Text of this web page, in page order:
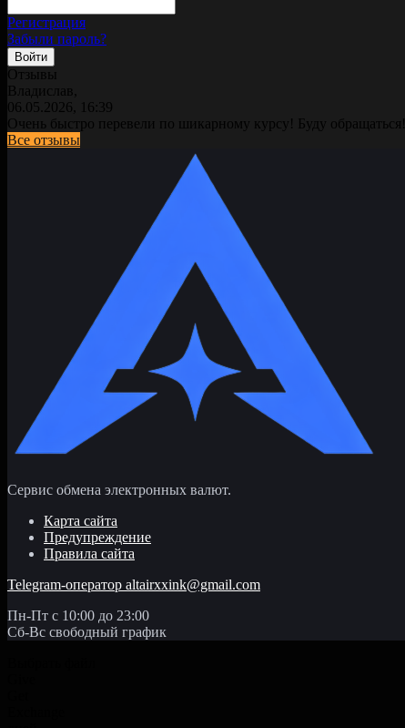
Регистрация
Забыли пароль?
Отзывы
Владислав,
06.05.2026, 16:39
Очень быстро перевели по шикарному курсу! Буду обращаться!
Все отзывы
Сервис обмена электронных валют.
Карта сайта
Предупреждение
Правила сайта
Telegram-оператор altairxxink@gmail.com
Пн-Пт с 10:00 до 23:00
Сб-Вс свободный график